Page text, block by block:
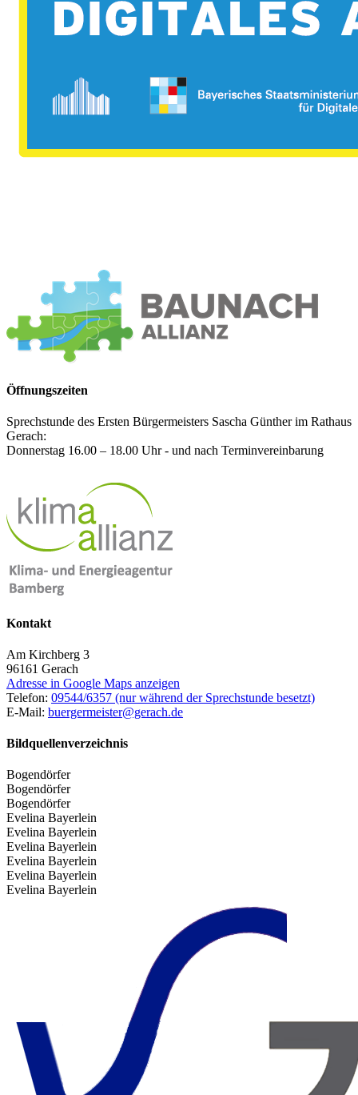
Öffnungszeiten
Sprechstunde des Ersten Bürgermeisters Sascha Günther im Rathaus
Gerach:
Donnerstag 16.00 – 18.00 Uhr - und nach Terminvereinbarung
Kontakt
Am Kirchberg 3
96161 Gerach
Adresse in Google Maps anzeigen
Telefon: 09544/6357 (nur während der Sprechstunde besetzt)
E-Mail: buergermeister@gerach.de
Bildquellenverzeichnis
Bogendörfer
Bogendörfer
Bogendörfer
Evelina Bayerlein
Evelina Bayerlein
Evelina Bayerlein
Evelina Bayerlein
Evelina Bayerlein
Evelina Bayerlein